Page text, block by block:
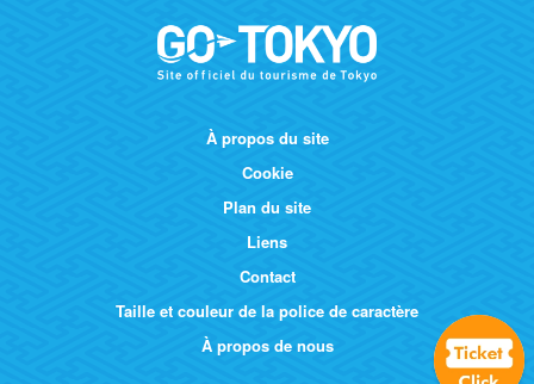
À propos du site
Cookie
Plan du site
Liens
Contact
Taille et couleur de la police de caractère
À propos de nous